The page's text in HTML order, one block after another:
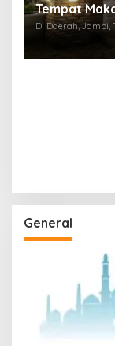
Tempat
Di Daerah, Jambi,
General